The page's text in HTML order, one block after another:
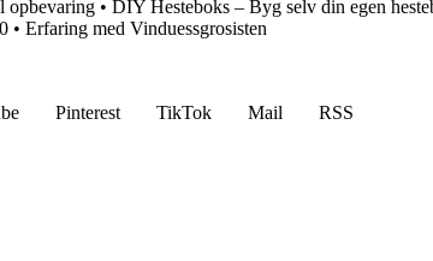
opbevaring • DIY Hesteboks – Byg selv din egen
• Erfaring med Vinduessgrosisten
Pinterest TikTok Mail
RSS